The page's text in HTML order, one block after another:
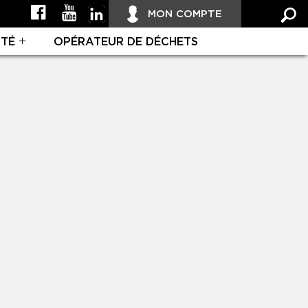
MON COMPTE
OPÉRATEUR DE DÉCHETS